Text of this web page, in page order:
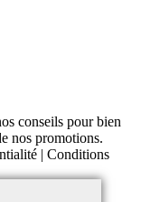
conseils pour bien
nos promotions.
| Conditions